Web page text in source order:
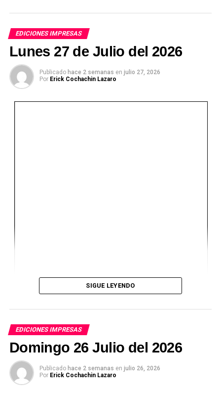
EDICIONES IMPRESAS
Lunes 27 de Julio del 2026
Publicado hace 2 semanas en julio 27, 2026
Por Erick Cochachin Lazaro
SIGUE LEYENDO
EDICIONES IMPRESAS
Domingo 26 Julio del 2026
Publicado hace 2 semanas en julio 26, 2026
Por Erick Cochachin Lazaro